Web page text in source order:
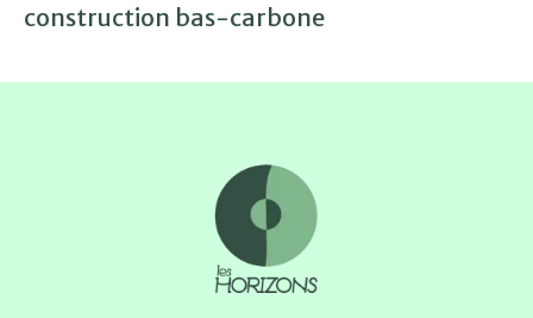
construction bas-carbone